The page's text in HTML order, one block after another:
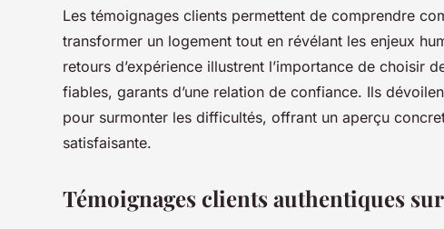
clients sur la
majeure
Les témoignages clients permettent de comprendre
transformer un logement tout en révélant les enjeux
retours d’expérience illustrent l’importance de choisir
fiables, garants d’une relation de confiance. Ils
pour surmonter les difficultés, offrant un aperçu
satisfaisante.
Témoignages clients authentiques